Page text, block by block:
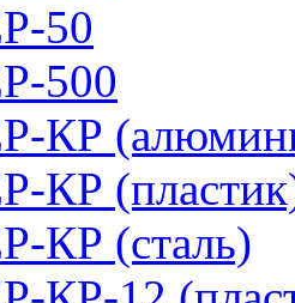
50
500
КР
КР
КР (сталь)